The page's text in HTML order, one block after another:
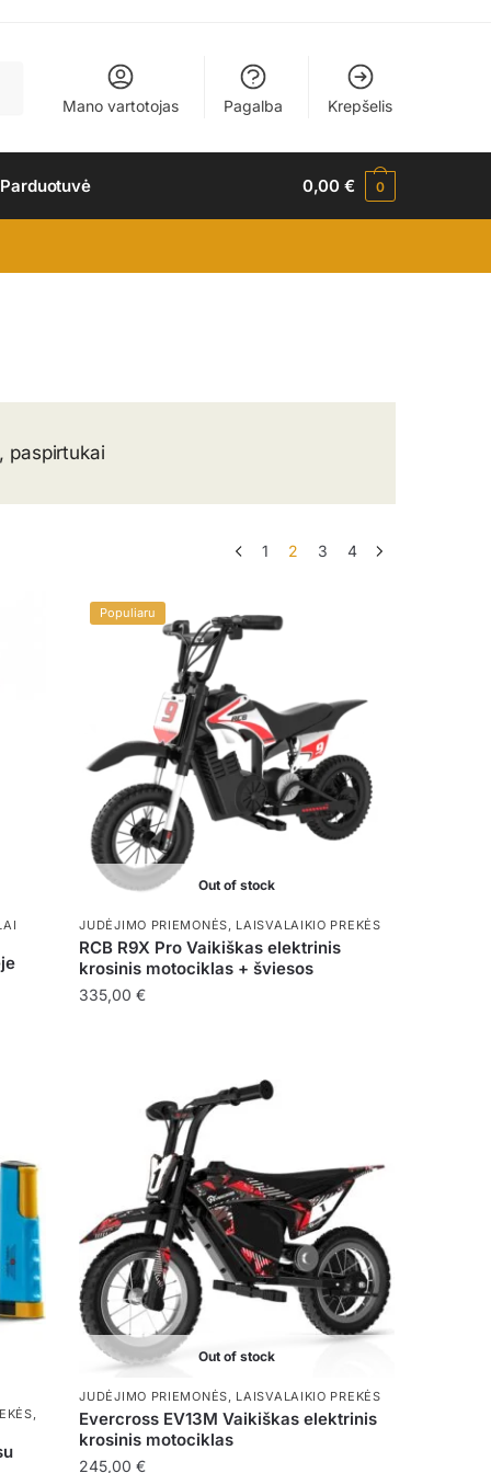
Mano vartotojas Pagalba Krepšelis
0,00€ 0
paspirtukai
1 2 3 4
Populiaru
Out of stock
JUDĖJIMO PRIEMONĖS, LAISVALAIKIO PREKĖS
RCB R9X Pro Vaikiškas elektrinis
krosinis motociklas + šviesos
335,00€
may
be
chosen
on
the
product
page
Out of stock
JUDĖJIMO PRIEMONĖS, LAISVALAIKIO PREKĖS
Evercross EV13M Vaikiškas elektrinis
krosinis motociklas
245,00€